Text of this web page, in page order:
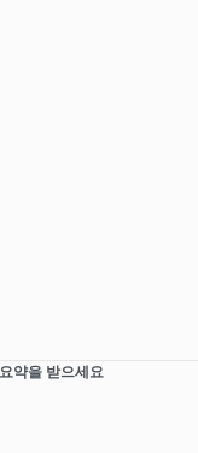
약을 받으세요